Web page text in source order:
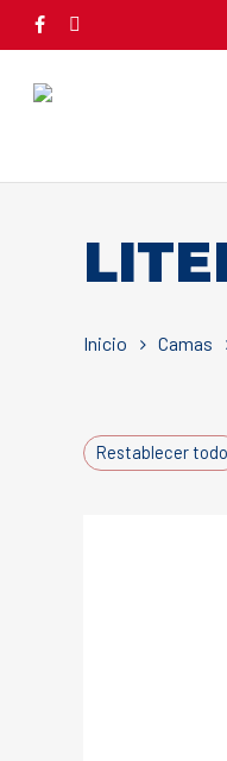
content
facebook
Inicio Camas
Restablecer todo